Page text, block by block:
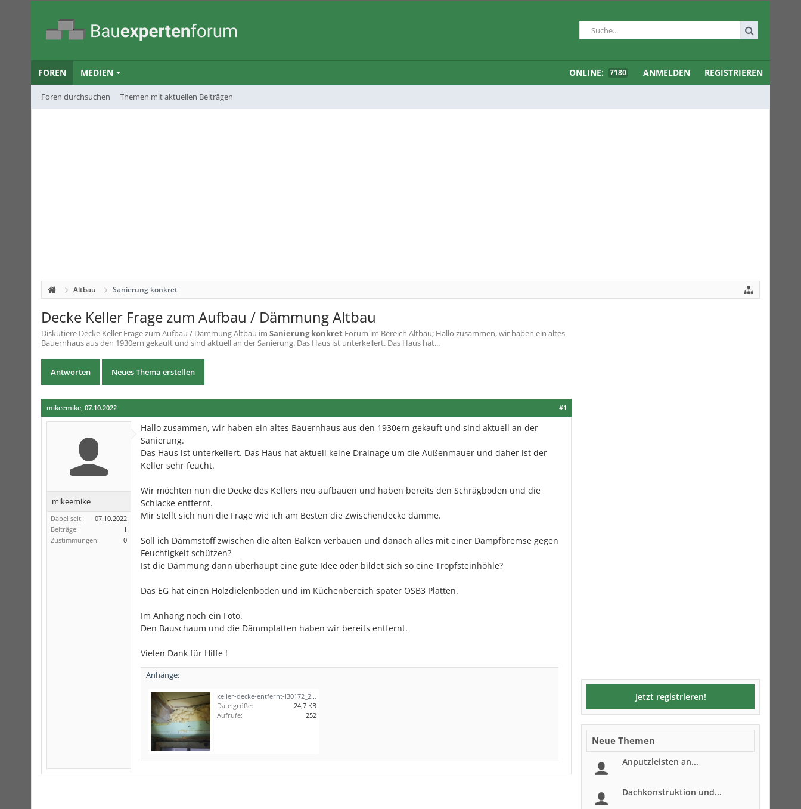
FOREN
Foren durchsuchen Themen mit aktuellen Beiträgen
MEDIEN ONLINE: 7180 ANMELDEN REGISTRIEREN
Altbau Sanierung konkret
Decke Keller Frage zum Aufbau / Dämmung Altbau
Diskutiere Decke Keller Frage zum Aufbau / Dämmung Altbau im Sanierung konkret Forum im Bereich Altbau; Hallo zusammen, wir haben ein altes
Bauernhaus aus den 1930ern gekauft und sind aktuell an der Sanierung. Das Haus ist unterkellert. Das Haus hat...
Antworten Neues Thema erstellen
#1
mikeemike, 07.10.2022
mikeemike
Dabei seit:
07.10.2022
Beiträge:
1
Zustimmungen:
0
Hallo zusammen, wir haben ein altes Bauernhaus aus den 1930ern gekauft und sind aktuell an der
Sanierung.
Das Haus ist unterkellert. Das Haus hat aktuell keine Drainage um die Außenmauer und daher ist der
Keller sehr feucht.
Wir möchten nun die Decke des Kellers neu aufbauen und haben bereits den Schrägboden und die
Schlacke entfernt.
Mir stellt sich nun die Frage wie ich am Besten die Zwischendecke dämme.
Soll ich Dämmstoff zwischen die alten Balken verbauen und danach alles mit einer Dampfbremse gegen
Feuchtigkeit schützen?
Ist die Dämmung dann überhaupt eine gute Idee oder bildet sich so eine Tropfsteinhöhle?
Das EG hat einen Holzdielenboden und im Küchenbereich später OSB3 Platten.
Im Anhang noch ein Foto.
Den Bauschaum und die Dämmplatten haben wir bereits entfernt.
Vielen Dank für Hilfe !
Anhänge:
keller-decke-entfernt-i30172_2022106201832.jpg
Dateigröße:
24,7 KB
Aufrufe:
252
Jetzt registrieren!
Neue Themen
Anputzleisten an...
Dachkonstruktion und...